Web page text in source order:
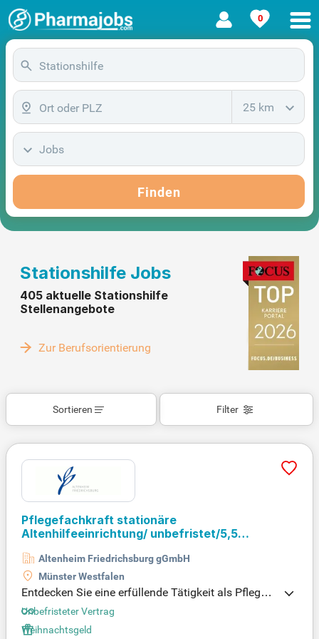
0
25 km
Jobs
Finden
Stationshilfe Jobs
405 aktuelle Stationshilfe
Stellenangebote
Zur Berufsorientierung
Filter
Sortieren
Pflegefachkraft stationäre
Altenhilfeeinrichtung/ unbefristet/5,5
Altenheim Friedrichsburg gGmbH
Münster Westfalen
Entdecken Sie eine erfüllende Tätigkeit als Pflegefa
chkraft in unserer stationären Altenhilfeeinrichtung
in Münster. Bei uns stehen die Bedürfnisse unserer
Unbefristeter Vertrag
Weihnachtsgeld